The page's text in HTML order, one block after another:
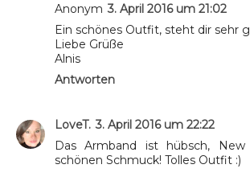
Anonym 3. April 2016 um 21:02
Ein schönes Outfit, steht dir sehr
Liebe Grüße
Alnis
Antworten
LoveT. 3. April 2016 um 22:22
Das Armband ist hübsch,
schönen Schmuck! Tolles Outfit :)